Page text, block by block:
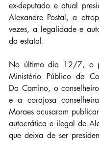
ex-deputado e atual
Alexandre Postal, a
vezes, a legalidade e
da estatal.
No último dia 12/7, o
Ministério Público de
Da Camino, o
e a corajosa
Moraes acusaram
autocrática e ilegal de
que deixa de ser